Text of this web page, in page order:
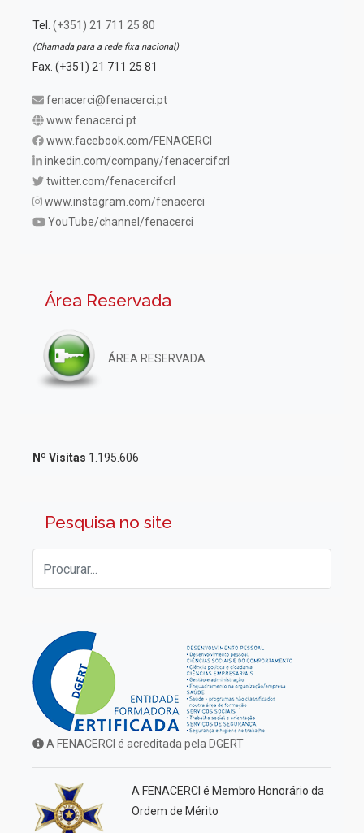
Tel. (+351) 21 711 25 80
(Chamada para a rede fixa nacional)
Fax. (+351) 21 711 25 81
fenacerci@fenacerci.pt
www.fenacerci.pt
www.facebook.com/FENACERCI
inkedin.com/company/fenacercifcrl
twitter.com/fenacercifcrl
www.instagram.com/fenacerci
YouTube/channel/fenacerci
Área Reservada
ÁREA RESERVADA
Nº Visitas 1.195.606
Pesquisa no site
A FENACERCI é acreditada pela DGERT
A FENACERCI é Membro Honorário da
Ordem de Mérito